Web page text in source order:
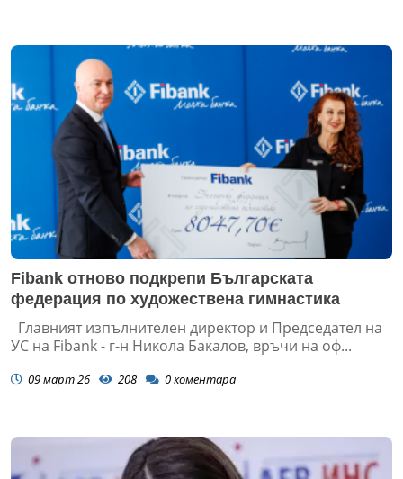
Fibank отново подкрепи Българската
федерация по художествена гимнастика
Главният изпълнителен директор и Председател на
УС на Fibank - г-н Никола Бакалов, връчи на оф...
09 март 26 208 0коментара